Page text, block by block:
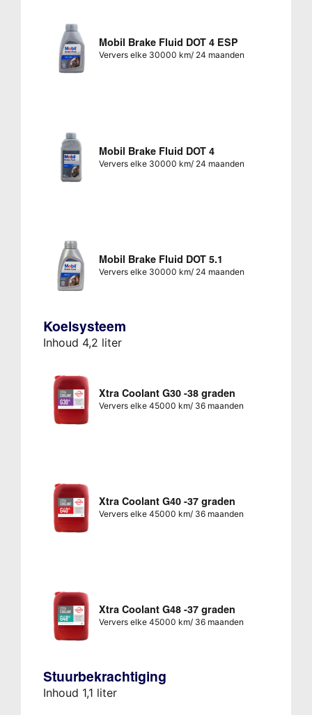
Mobil Brake Fluid DOT 4 ESP
Ververs elke 30000 km/ 24 maanden
Mobil Brake Fluid DOT 4
Ververs elke 30000 km/ 24 maanden
Mobil Brake Fluid DOT 5.1
Ververs elke 30000 km/ 24 maanden
Koelsysteem
Inhoud 4,2 liter
Xtra Coolant G30 -38 graden
Ververs elke 45000 km/ 36 maanden
Xtra Coolant G40 -37 graden
Ververs elke 45000 km/ 36 maanden
Xtra Coolant G48 -37 graden
Ververs elke 45000 km/ 36 maanden
Stuurbekrachtiging
Inhoud 1,1 liter